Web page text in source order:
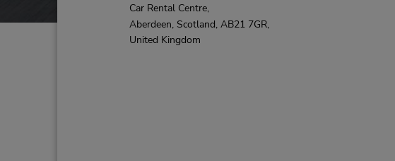
Car Rental Centre,
Aberdeen, Scotland, AB21 7GR,
United Kingdom